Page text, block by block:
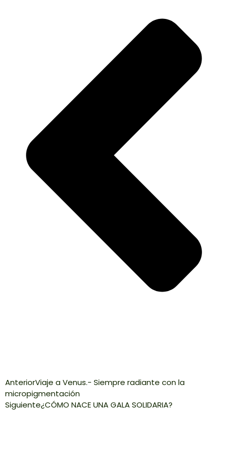
AnteriorViaje a Venus.- Siempre radiante con la
micropigmentación
Siguiente¿CÓMO NACE UNA GALA SOLIDARIA?